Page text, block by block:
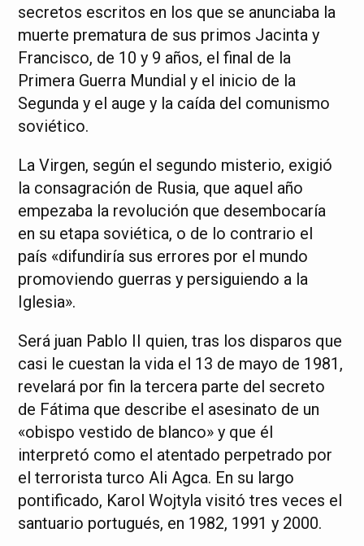
secretos escritos en los que se anunciaba la
muerte prematura de sus primos Jacinta y
Francisco, de 10 y 9 años, el final de la
Primera Guerra Mundial y el inicio de la
Segunda y el auge y la caída del comunismo
soviético.
La Virgen, según el segundo misterio, exigió
la consagración de Rusia, que aquel año
empezaba la revolución que desembocaría
en su etapa soviética, o de lo contrario el
país «difundiría sus errores por el mundo
promoviendo guerras y persiguiendo a la
Iglesia».
Será juan Pablo II quien, tras los disparos que
casi le cuestan la vida el 13 de mayo de 1981,
revelará por fin la tercera parte del secreto
de Fátima que describe el asesinato de un
«obispo vestido de blanco» y que él
interpretó como el atentado perpetrado por
el terrorista turco Ali Agca. En su largo
pontificado, Karol Wojtyla visitó tres veces el
santuario portugués, en 1982, 1991 y 2000.